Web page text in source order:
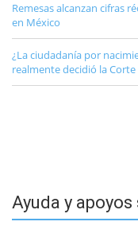
Remesas alcanzan cifras
en México
¿La ciudadanía por
realmente decidió la
Ayuda y